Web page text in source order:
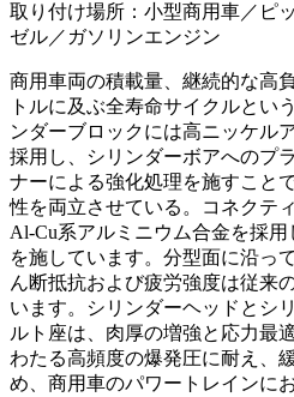
取り付け場所：小型商用車／
ゼル／ガソリンエンジン
商用車両の積載量、継続的な高
トルに及ぶ全寿命サイクルとい
ンダーブロックには高ニッケル
採用し、シリンダーボアへのプ
ナーによる強化処理を施すこと
性を両立させている。コネクテ
Al-Cu系アルミニウム合金を採
を施しています。分型面に沿っ
ん断抵抗および疲労強度は従来
います。シリンダーヘッドとシ
ルト座は、肉厚の増強と応力最
わたる高頻度の爆発圧に耐え、
め、商用車のパワートレインに